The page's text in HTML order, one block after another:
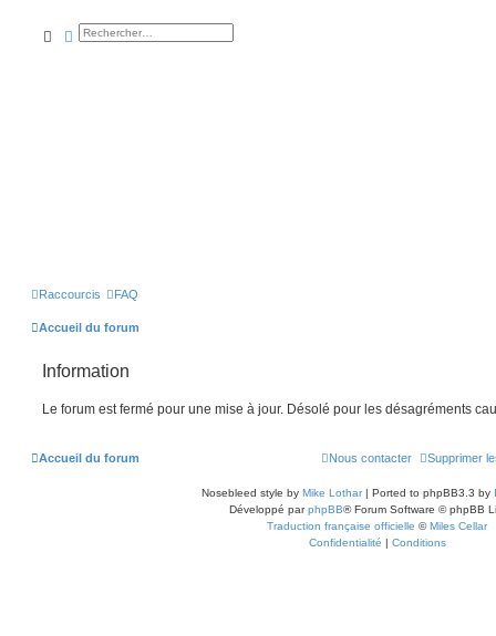
rechercher
rechercheavancée
Raccourcis FAQ
Accueil du forum
Information
Le forum est fermé pour une mise à jour. Désolé pour les désagréments
Accueil du forum Supprimer
Nous contacter
Nosebleed style by Mike Lothar| Ported to phpBB3.3 by
Développé parphpBB® Forum Software © phpBB
Traduction française officielle ©Miles Cellar
Confidentialité | Conditions